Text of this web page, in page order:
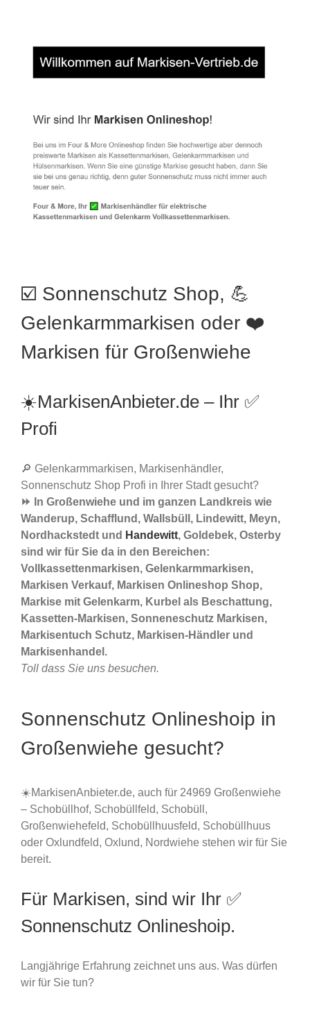
☑️ Sonnenschutz Shop, 💪
Gelenkarmmarkisen oder ❤️
Markisen für Großenwiehe
☀️MarkisenAnbieter.de – Ihr ✅
Profi
🔎 Gelenkarmmarkisen, Markisenhändler,
Sonnenschutz Shop Profi in Ihrer Stadt gesucht?
⏩ In Großenwiehe und im ganzen Landkreis wie
Wanderup, Schafflund, Wallsbüll, Lindewitt, Meyn,
Nordhackstedt und Handewitt, Goldebek, Osterby
sind wir für Sie da in den Bereichen:
Vollkassettenmarkisen, Gelenkarmmarkisen,
Markisen Verkauf, Markisen Onlineshop Shop,
Markise mit Gelenkarm, Kurbel als Beschattung,
Kassetten-Markisen, Sonneneschutz Markisen,
Markisentuch Schutz, Markisen-Händler und
Markisenhandel.
Toll dass Sie uns besuchen.
Sonnenschutz Onlineshoip in
Großenwiehe gesucht?
☀️MarkisenAnbieter.de, auch für 24969 Großenwiehe
– Schobüllhof, Schobüllfeld, Schobüll,
Großenwiehefeld, Schobüllhuusfeld, Schobüllhuus
oder Oxlundfeld, Oxlund, Nordwiehe stehen wir für Sie
bereit.
Für Markisen, sind wir Ihr ✅
Sonnenschutz Onlineshoip.
Langjährige Erfahrung zeichnet uns aus. Was dürfen
wir für Sie tun?